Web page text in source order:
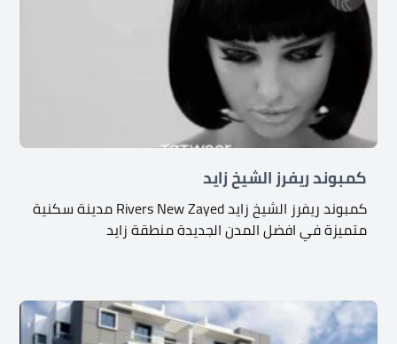
كمبوند ريفرز الشيخ زايد
كمبوند ريفرز الشيخ زايد Rivers New Zayed مدينة سكنية
متميزة في افضل المدن الجديدة منطقة زايد